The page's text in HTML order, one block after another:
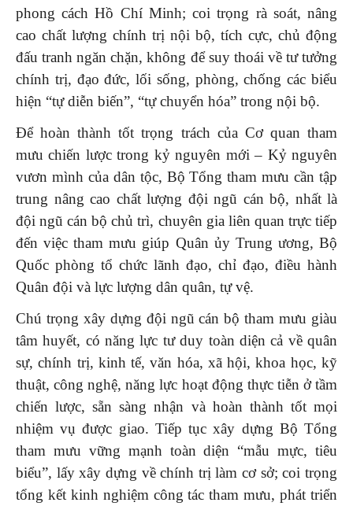
phong cách Hồ Chí Minh; coi trọng rà soát, nâng
cao chất lượng chính trị nội bộ, tích cực, chủ động
đấu tranh ngăn chặn, không để suy thoái về tư tưởng
chính trị, đạo đức, lối sống, phòng, chống các biểu
hiện “tự diễn biến”, “tự chuyển hóa” trong nội bộ.
Để hoàn thành tốt trọng trách của Cơ quan tham
mưu chiến lược trong kỷ nguyên mới – Kỷ nguyên
vươn mình của dân tộc, Bộ Tổng tham mưu cần tập
trung nâng cao chất lượng đội ngũ cán bộ, nhất là
đội ngũ cán bộ chủ trì, chuyên gia liên quan trực tiếp
đến việc tham mưu giúp Quân ủy Trung ương, Bộ
Quốc phòng tổ chức lãnh đạo, chỉ đạo, điều hành
Quân đội và lực lượng dân quân, tự vệ.
Chú trọng xây dựng đội ngũ cán bộ tham mưu giàu
tâm huyết, có năng lực tư duy toàn diện cả về quân
sự, chính trị, kinh tế, văn hóa, xã hội, khoa học, kỹ
thuật, công nghệ, năng lực hoạt động thực tiễn ở tầm
chiến lược, sẵn sàng nhận và hoàn thành tốt mọi
nhiệm vụ được giao. Tiếp tục xây dựng Bộ Tổng
tham mưu vững mạnh toàn diện “mẫu mực, tiêu
biểu”, lấy xây dựng về chính trị làm cơ sở; coi trọng
tổng kết kinh nghiệm công tác tham mưu, phát triển